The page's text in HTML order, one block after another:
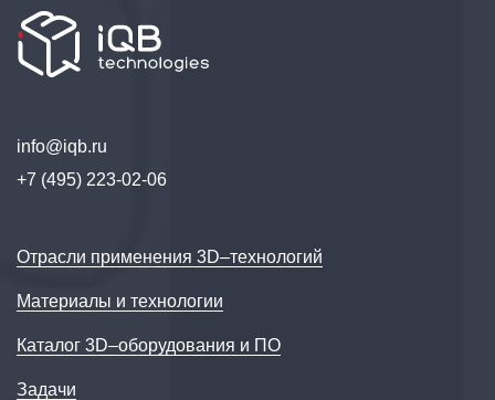
info@iqb.ru
+7 (495) 223-02-06
Отрасли применения 3D–технологий
Материалы и технологии
Каталог 3D–оборудования и ПО
Задачи